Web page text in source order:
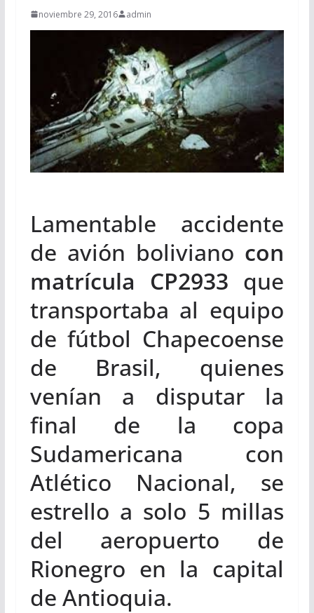
noviembre 29, 2016 admin
Lamentable accidente
de avión boliviano con
matrícula CP2933 que
transportaba al equipo
de fútbol Chapecoense
de Brasil, quienes
venían a disputar la
final de la copa
Sudamericana con
Atlético Nacional, se
estrello a solo 5 millas
del aeropuerto de
Rionegro en la capital
de Antioquia.